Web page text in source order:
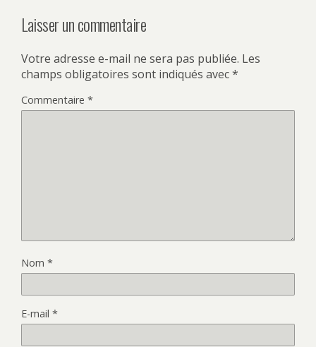
Laisser un commentaire
Votre adresse e-mail ne sera pas publiée. Les
champs obligatoires sont indiqués avec*
Commentaire *
Nom *
E-mail *